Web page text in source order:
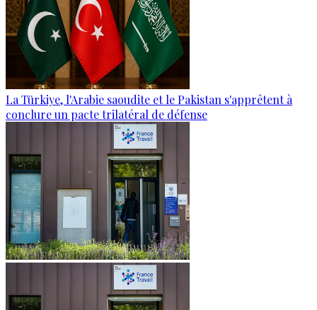
La Türkiye, l'Arabie saoudite et le Pakistan s'apprêtent à
conclure un pacte trilatéral de défense